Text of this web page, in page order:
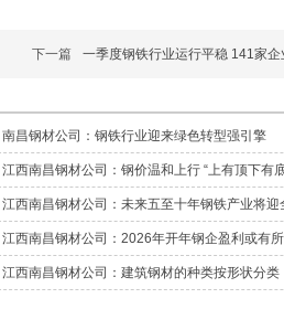
下一篇 一季度钢铁行业运行平稳 141家
南昌钢材公司：钢铁行业迎来绿色转型强引擎
江西南昌钢材公司：钢价温和上行 “上有顶下有
江西南昌钢材公司：未来五至十年钢铁产业将迎
江西南昌钢材公司：2026年开年钢企盈利或有
江西南昌钢材公司：建筑钢材的种类按形状分类